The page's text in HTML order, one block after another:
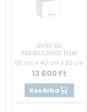
40/EF 50
PÁRAELSZÍVÓS ELEM
50 cm x 40 cm x 32 cm
13 600 Ft
Kosárba